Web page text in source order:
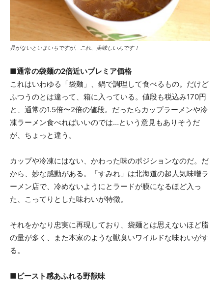
具がないといまいちですが、これ、美味しいんです！
■通常の袋麺の2倍近いプレミア価格
これはいわゆる「袋麺」、鍋で調理して食べるもの。だけど
ふつうのとは違って、箱に入っている。値段も税込み170円
と、通常の1.5倍〜2倍の値段。だったらカップラーメンや冷
凍ラーメン食べればいいのでは…という意見もありそうだ
が、ちょっと違う。
カップや冷凍にはない、かわった味のポジションなのだ。だ
から、妙な感動がある。「すみれ」は北海道の超人気味噌ラ
ーメン店で、冷めないようにとラードが膜になるほど入っ
た、こってりとした味わいが特徴。
それをかなり忠実に再現しており、袋麺とは思えないほど脂
の量が多く、また本家のような獣臭いワイルドな味わいがす
る。
■ビースト感あふれる野獣味